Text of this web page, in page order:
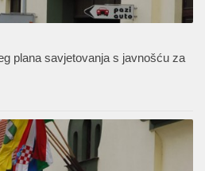
plana savjetovanja s javnošću za